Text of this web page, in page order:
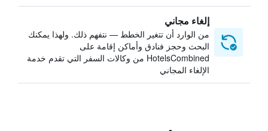
إلغاء مجاني
من الوارد أن تتغير الخطط — نتفهم ذلك. ولهذا يمكنك
البحث وحجز فنادق وأماكن إقامة على
HotelsCombined من وكالات السفر التي تقدم خدمة
الإلغاء المجاني